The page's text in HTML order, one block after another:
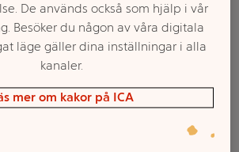
Välj butik och handla
kan variera mellan butikerna
De används också som hjälp i vår
Besöker du någon av våra digitala
läge gäller dina inställningar i alla
kanaler.
mer om kakor på ICA